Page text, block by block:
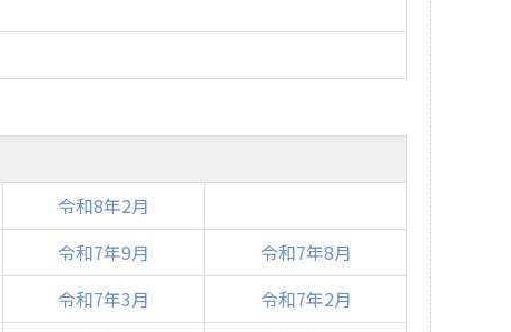
令和8年2月
令和7年9月
令和7年8月
令和7年3月
令和7年2月